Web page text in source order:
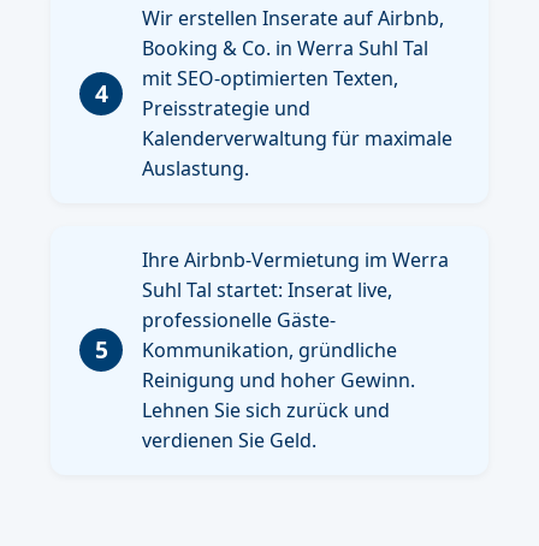
4
Wir erstellen Inserate auf Airbnb,
Booking & Co. in Werra Suhl Tal
mit SEO-optimierten Texten,
Preisstrategie und
Kalenderverwaltung für maximale
Auslastung.
5
Ihre Airbnb-Vermietung im Werra
Suhl Tal startet: Inserat live,
professionelle Gäste-
Kommunikation, gründliche
Reinigung und hoher Gewinn.
Lehnen Sie sich zurück und
verdienen Sie Geld.